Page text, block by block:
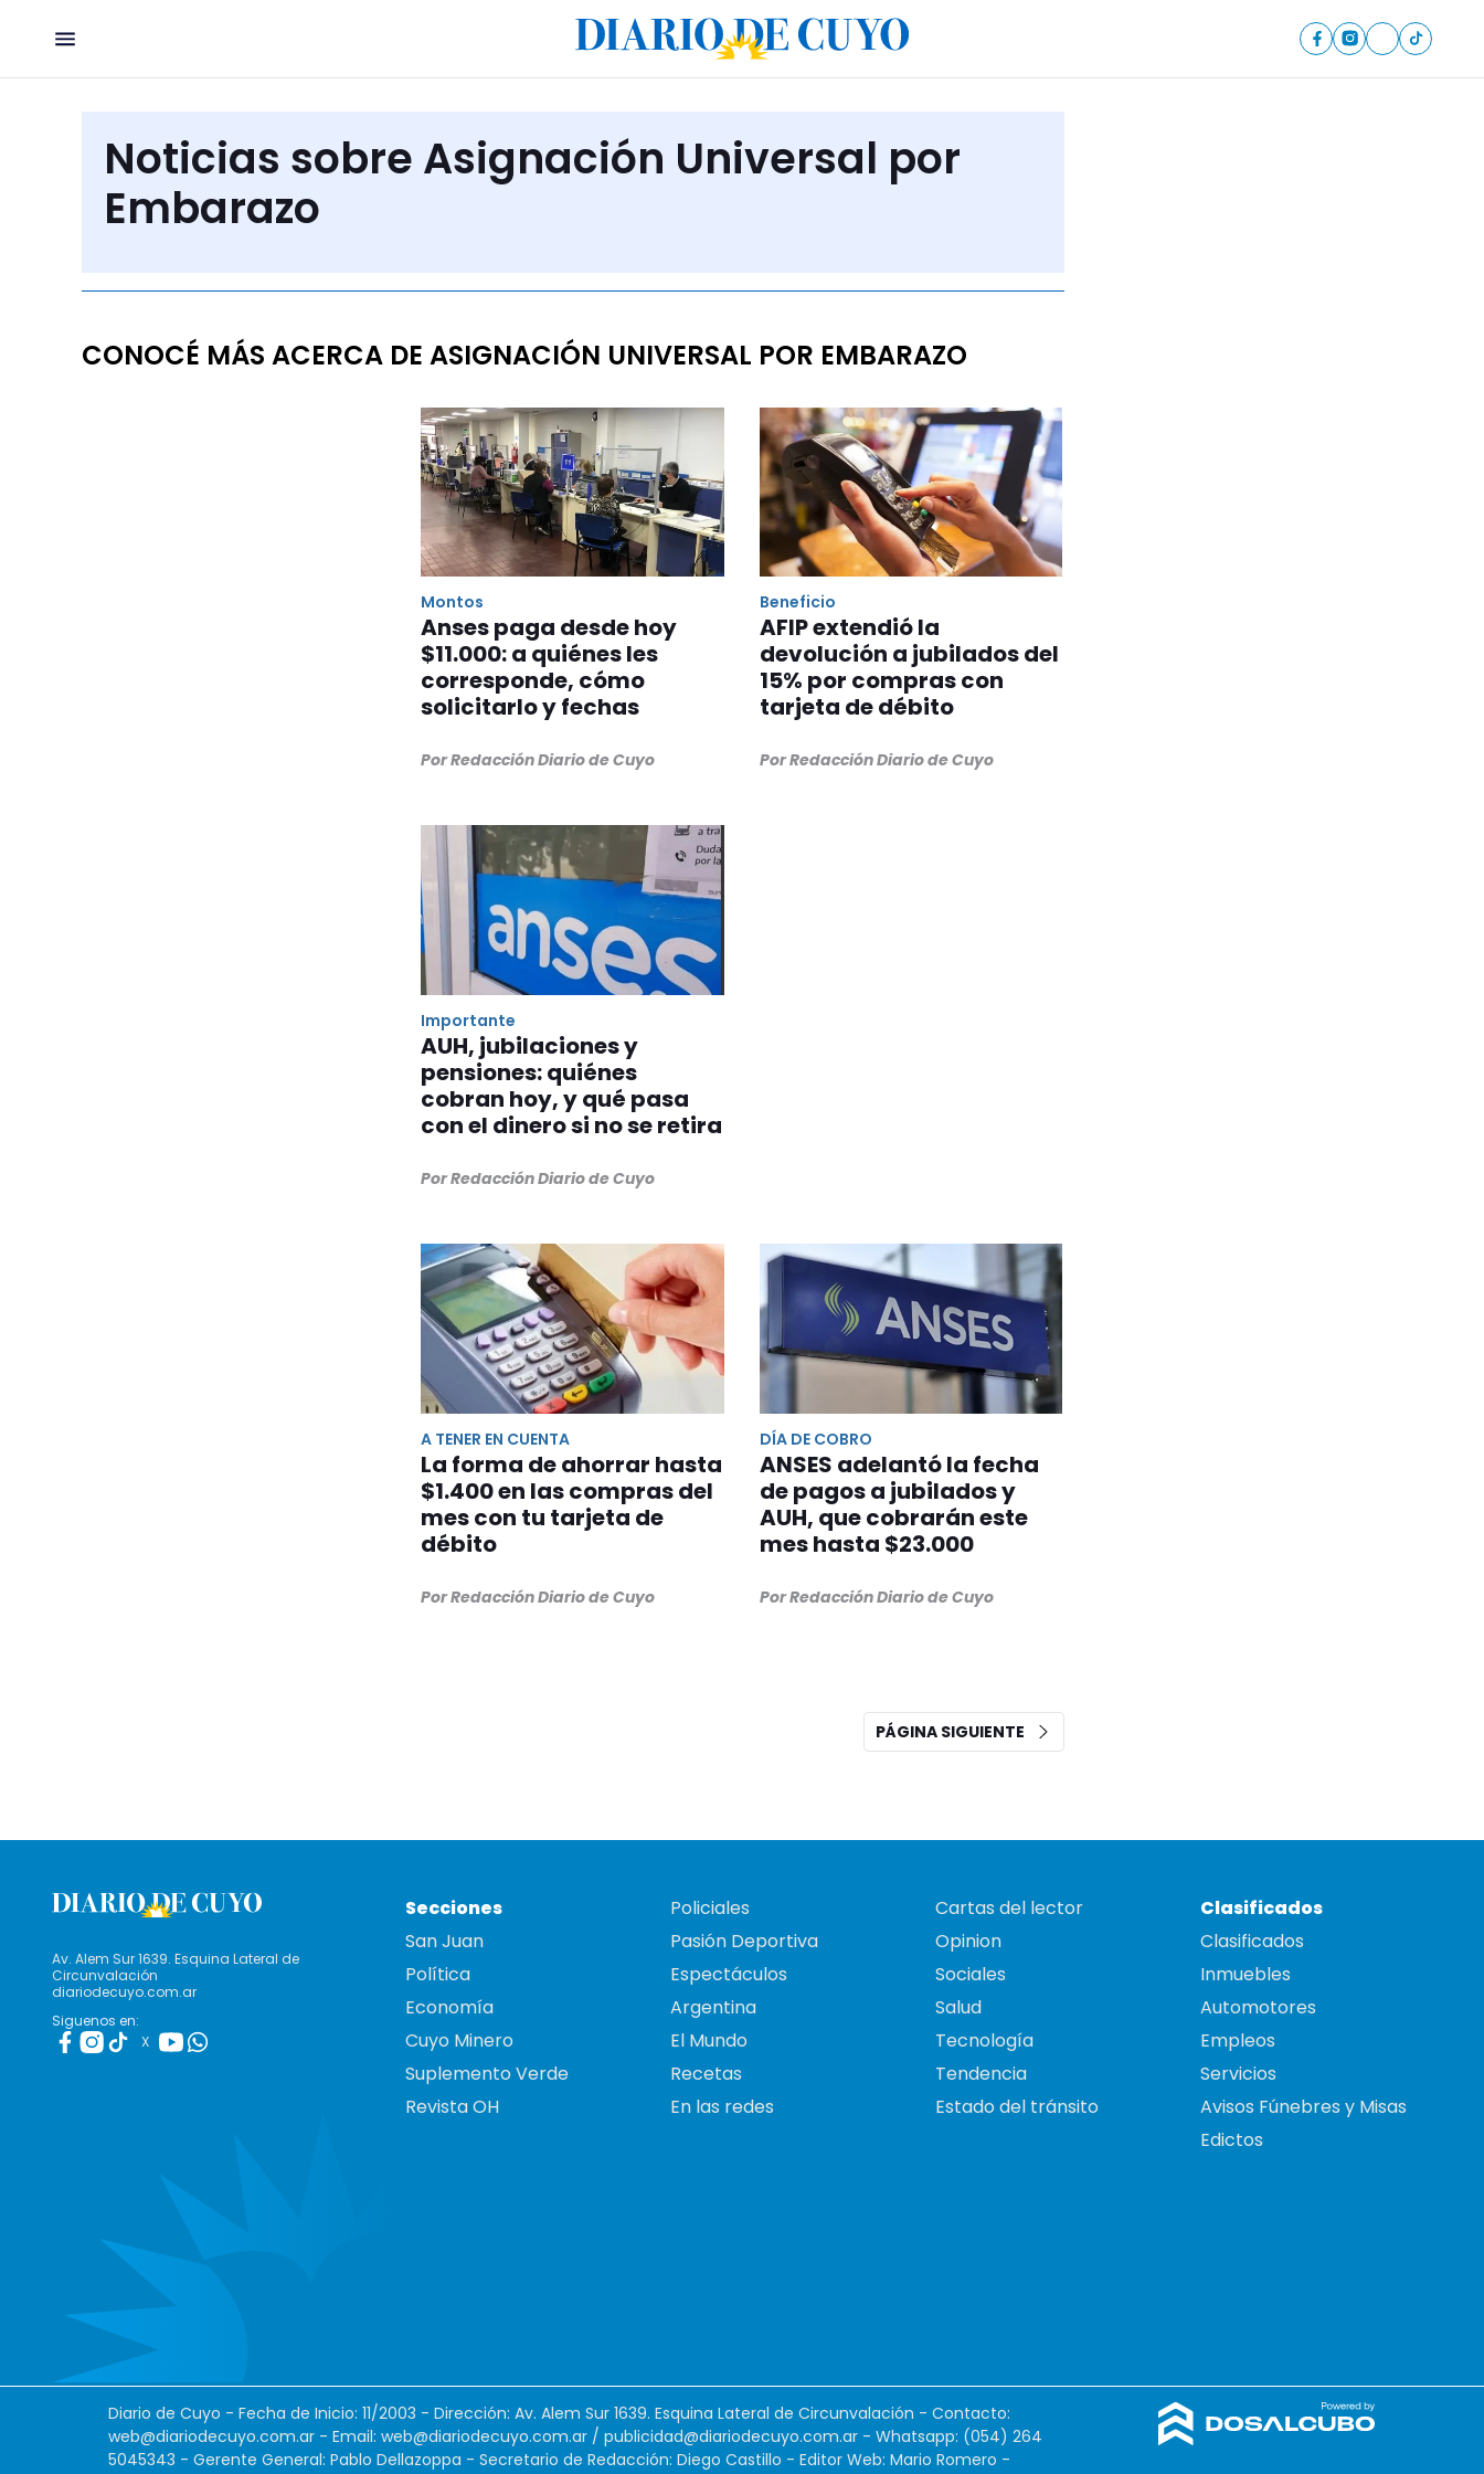
Noticias sobre Asignación Universal por
Embarazo
CONOCÉ MÁS ACERCA DE ASIGNACIÓN UNIVERSAL POR EMBARAZO
Montos
Anses paga desde hoy
$11.000: a quiénes les
corresponde, cómo
solicitarlo y fechas
Por Redacción Diario de Cuyo
Beneficio
AFIP extendió la
devolución a jubilados del
15% por compras con
tarjeta de débito
Por Redacción Diario de Cuyo
Importante
AUH, jubilaciones y
pensiones: quiénes
cobran hoy, y qué pasa
con el dinero si no se retira
Por Redacción Diario de Cuyo
A TENER EN CUENTA
La forma de ahorrar hasta
$1.400 en las compras del
mes con tu tarjeta de
débito
Por Redacción Diario de Cuyo
DÍA DE COBRO
ANSES adelantó la fecha
de pagos a jubilados y
AUH, que cobrarán este
mes hasta $23.000
Por Redacción Diario de Cuyo
PÁGINA SIGUIENTE
Av. Alem Sur 1639. Esquina Lateral de
Circunvalación
diariodecuyo.com.ar
Siguenos en:
X
Secciones
San Juan
Política
Economía
Cuyo Minero
Suplemento Verde
Revista OH
Policiales
Pasión Deportiva
Espectáculos
Argentina
El Mundo
Recetas
En las redes
Cartas del lector
Opinion
Sociales
Salud
Tecnología
Tendencia
Estado del tránsito
Clasificados
Clasificados
Inmuebles
Automotores
Empleos
Servicios
Avisos Fúnebres y Misas
Edictos
Diario de Cuyo - Fecha de Inicio: 11/2003 - Dirección: Av. Alem Sur 1639. Esquina Lateral de Circunvalación - Contacto:
web@diariodecuyo.com.ar - Email: web@diariodecuyo.com.ar / publicidad@diariodecuyo.com.ar - Whatsapp: (054) 264
5045343 - Gerente General: Pablo Dellazoppa - Secretario de Redacción: Diego Castillo - Editor Web: Mario Romero -